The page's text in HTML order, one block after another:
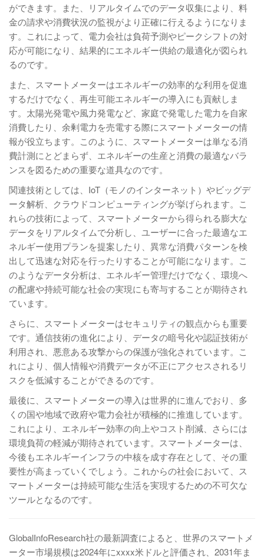
ができます。また、リアルタイムでのデータ収集により、料
金の請求や消費状況の監視がより正確に行えるようになりま
す。これによって、電力会社は負荷予測やピークシフトの対
応が可能になり、結果的にエネルギー供給の最適化が図られ
るのです。
また、スマートメーターはエネルギーの効率的な利用を促進
するだけでなく、再生可能エネルギーの導入にも貢献しま
す。太陽光発電や風力発電など、家庭で発電した電力を自家
消費したり、余剰電力を売電する際にスマートメーターの情
報が役立ちます。このように、スマートメーターは単なる消
費計測にとどまらず、エネルギーの生産と消費の最適なバラ
ンスを図るための重要な道具なのです。
関連技術としては、IoT（モノのインターネット）やビッグデ
ータ解析、クラウドコンピューティングが挙げられます。こ
れらの技術によって、スマートメーターから得られる膨大な
データをリアルタイムで分析し、ユーザーに合った最適なエ
ネルギー使用プランを提案したり、異常な消費パターンを検
出して迅速な対応を行ったりすることが可能になります。こ
のようなデータ分析は、エネルギー管理だけでなく、環境へ
の配慮や持続可能な社会の実現にも寄与することが期待され
ています。
さらに、スマートメーターはセキュリティの観点からも重要
です。通信技術の進化により、データの暗号化や認証技術が
利用され、悪意ある攻撃からの保護が強化されています。こ
れにより、個人情報や消費データが不正にアクセスされるリ
スクを低減することができるのです。
最後に、スマートメーターの導入は世界的に進んでおり、多
くの国や地域で政府や電力会社が積極的に推進しています。
これにより、エネルギー効率の向上やコスト削減、さらには
環境負荷の軽減が期待されています。スマートメーターは、
今後もエネルギーインフラの中核を成す存在として、その重
要性が高まっていくでしょう。これからの社会において、ス
マートメーターは持続可能な生活を実現するための不可欠な
ツールとなるのです。
GlobalInfoResearch社の最新調査によると、世界のスマートメ
ーター市場規模は2024年にxxxx米ドルと評価され、2031年ま